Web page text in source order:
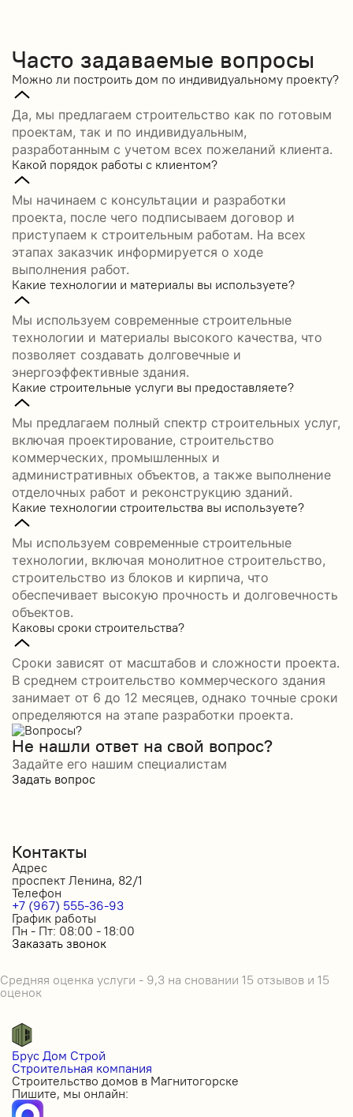
Часто задаваемые вопросы
Можно ли построить дом по индивидуальному проекту?
Да, мы предлагаем строительство как по готовым
проектам, так и по индивидуальным,
разработанным с учетом всех пожеланий клиента.
Какой порядок работы с клиентом?
Мы начинаем с консультации и разработки
проекта, после чего подписываем договор и
приступаем к строительным работам. На всех
этапах заказчик информируется о ходе
выполнения работ.
Какие технологии и материалы вы используете?
Мы используем современные строительные
технологии и материалы высокого качества, что
позволяет создавать долговечные и
энергоэффективные здания.
Какие строительные услуги вы предоставляете?
Мы предлагаем полный спектр строительных услуг,
включая проектирование, строительство
коммерческих, промышленных и
административных объектов, а также выполнение
отделочных работ и реконструкцию зданий.
Какие технологии строительства вы используете?
Мы используем современные строительные
технологии, включая монолитное строительство,
строительство из блоков и кирпича, что
обеспечивает высокую прочность и долговечность
объектов.
Каковы сроки строительства?
Сроки зависят от масштабов и сложности проекта.
В среднем строительство коммерческого здания
занимает от 6 до 12 месяцев, однако точные сроки
определяются на этапе разработки проекта.
Не нашли ответ на свой вопрос?
Задайте его нашим специалистам
Задать вопрос
Контакты
Адрес
проспект Ленина, 82/1
Телефон
+7 (967) 555-36-93
График работы
Пн - Пт: 08:00 - 18:00
Заказать звонок
Средняя оценка услуги - 9,3 на сновании 15 отзывов и 15
оценок
Брус Дом Строй
Строительная компания
Строительство домов в Магнитогорске
Пишите, мы онлайн: